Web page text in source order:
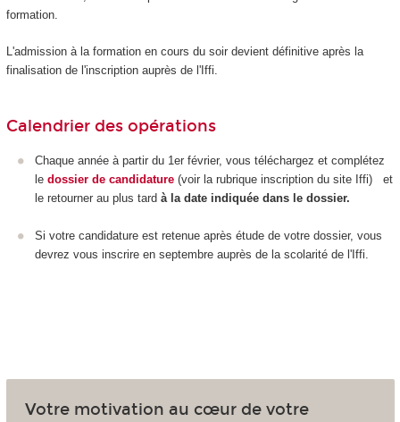
formation.
L'admission à la formation en cours du soir devient définitive après la
finalisation de l'inscription auprès de l'Iffi.
Calendrier des opérations
Chaque année à partir du 1 er février, vous téléchargez et complétez
le dossier de candidature (voir la rubrique inscription du site Iffi) et
le retourner au plus tard à la date indiquée dans le dossier.
Si votre candidature est retenue après étude de votre dossier, vous
devrez vous inscrire en septembre auprès de la scolarité de l'Iffi.
Votre motivation au cœur de votre